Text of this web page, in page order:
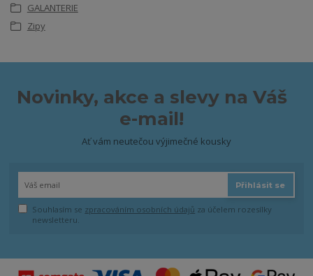
GALANTERIE
Zipy
Novinky, akce a slevy na Váš
e-mail!
Ať vám neutečou výjimečné kousky
Přihlásit se
Souhlasím se zpracováním osobních údajů za účelem rozesílky
newsletteru.